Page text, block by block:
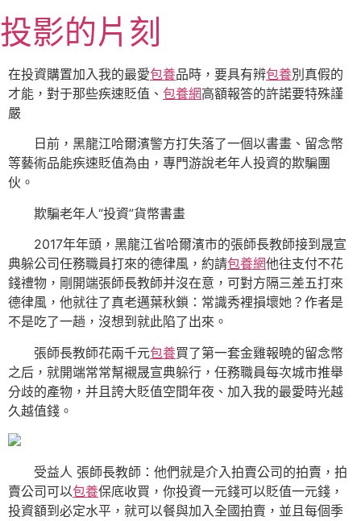
至
主
要
內
容
投影的片刻
在投資購置加入我的最愛包養品時，要具有辨包養別真假的
才能，對于那些疾速貶值、 包養網高額報答的許諾要特殊謹
嚴
日前，黑龍江哈爾濱警方打失落了一個以書畫、留念幣
等藝術品能疾速貶值為由，專門游說老年人投資的欺騙團
伙。
欺騙老年人“投資”貨幣書畫
2017年年頭，黑龍江省哈爾濱市的張師長教師接到晟宣
典躲公司任務職員打來的德律風，約請包養網他往支付不花
錢禮物，剛開端張師長教師并沒在意，可對方隔三差五打來
德律風，他就往了真老邁葉秋鎖：常識秀裡損壞她？作者是
不是吃了一趟，沒想到就此陷了出來。
張師長教師花兩千元包養買了第一套金雞報曉的留念幣
之后，就開端常常幫襯晟宣典躲行，任務職員每次城市推舉
分歧的產物，并且誇大貶值空間年夜、加入我的最愛時光越
久越值錢。
受益人 張師長教師：他們就是介入拍賣公司的拍賣，拍
賣公司可以包養保底收買，你投資一元錢可以貶值一元錢，
投資額到必定水平，就可以餐與加入全國拍賣，並且每個季